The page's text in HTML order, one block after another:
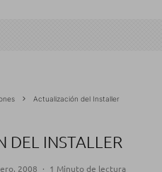
Actualización del Installer
DEL INSTALLER
2008 · 1 Minuto de lectura